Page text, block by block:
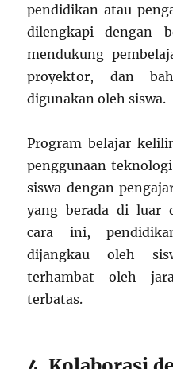
pendidikan atau
dilengkapi dengan
mendukung
proyektor, dan
digunakan oleh siswa.
Program belajar
penggunaan
siswa dengan
yang berada di luar
cara ini,
dijangkau oleh
terhambat oleh
terbatas.